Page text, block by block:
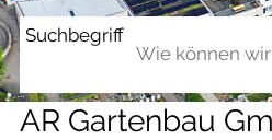
Suchbegriff
AR Gartenbau